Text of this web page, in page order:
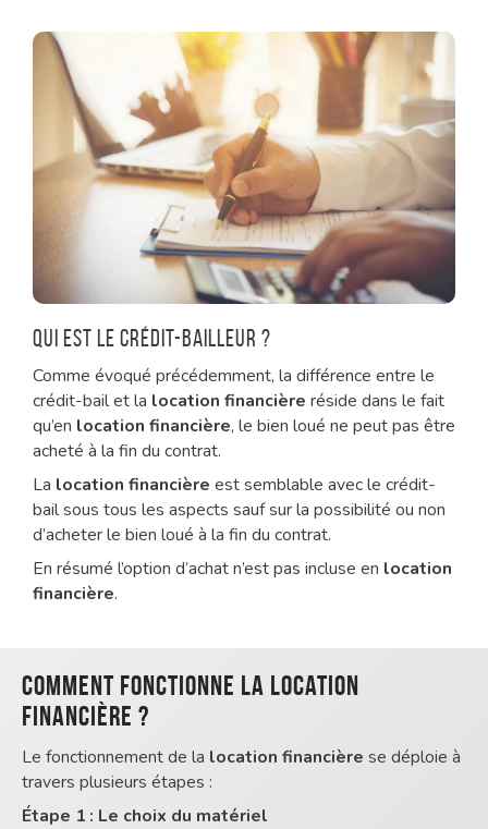
Qui est le crédit-bailleur ?
Comme évoqué précédemment, la différence entre le
crédit-bail et la location financière réside dans le fait
qu’en location financière, le bien loué ne peut pas être
acheté à la fin du contrat.
La location financière est semblable avec le crédit-
bail sous tous les aspects sauf sur la possibilité ou non
d’acheter le bien loué à la fin du contrat.
En résumé l’option d’achat n’est pas incluse en location
financière.
Comment fonctionne la location
financière ?
Le fonctionnement de la location financière se déploie à
travers plusieurs étapes :
Étape 1 : Le choix du matériel